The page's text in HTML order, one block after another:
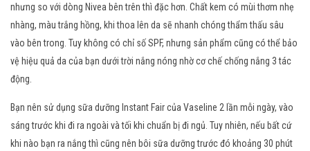
nhưng so với dòng Nivea bên trên thì đặc hơn. Chất kem có mùi thơm nhẹ
nhàng, màu trắng hồng, khi thoa lên da sẽ nhanh chóng thẩm thấu sâu
vào bên trong. Tuy không có chỉ số SPF, nhưng sản phẩm cũng có thể bảo
vệ hiệu quả da của bạn dưới trời nắng nóng nhờ cơ chế chống nắng 3 tác
động.
Bạn nên sử dụng sữa dưỡng Instant Fair của Vaseline 2 lần mỗi ngày, vào
sáng trước khi đi ra ngoài và tối khi chuẩn bị đi ngủ. Tuy nhiên, nếu bất cứ
khi nào bạn ra nắng thì cũng nên bôi sữa dưỡng trước đó khoảng 30 phút